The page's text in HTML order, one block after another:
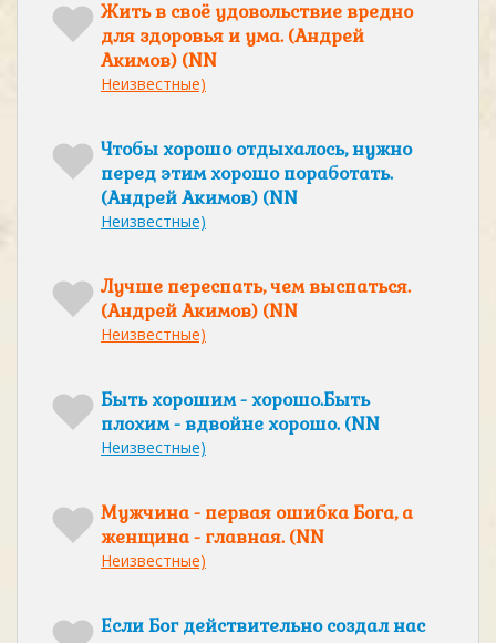
Жить в своё удовольствие вредно
для здоровья и ума. (Андрей
Акимов) (NN
Неизвестные)
Чтобы хорошо отдыхалось, нужно
перед этим хорошо поработать.
(Андрей Акимов) (NN
Неизвестные)
Лучше переспать, чем выспаться.
(Андрей Акимов) (NN
Неизвестные)
Быть хорошим - хорошо.Быть
плохим - вдвойне хорошо. (NN
Неизвестные)
Мужчина - первая ошибка Бога, а
женщина - главная. (NN
Неизвестные)
Если Бог действительно создал нас